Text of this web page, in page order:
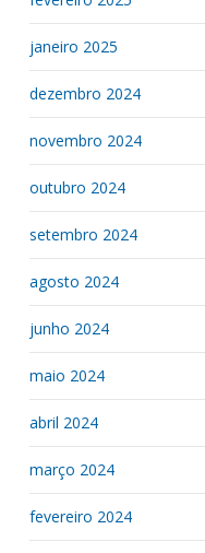
janeiro 2025
dezembro 2024
novembro 2024
outubro 2024
setembro 2024
agosto 2024
junho 2024
maio 2024
abril 2024
março 2024
fevereiro 2024